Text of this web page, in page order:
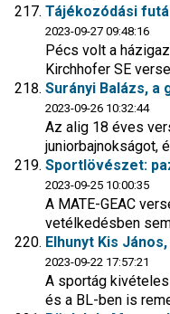
Tájékozódási
2023-09-27 09:48:16
Pécs volt a
Kirchhofer SE
Surányi Balázs,
2023-09-26 10:32:44
Az alig 18 éves
juniorbajnokságot,
Sportlövészet:
2023-09-25 10:00:35
A MATE-GEAC
vetélkedésben
Elhunyt Kis
2023-09-22 17:57:21
A sportág
és a BL-ben is